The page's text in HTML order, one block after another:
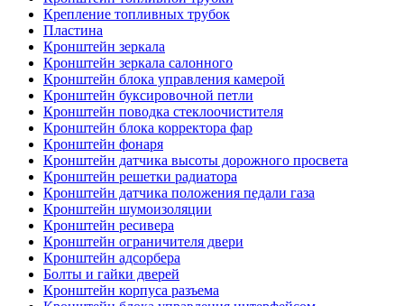
Крепление топливных трубок
Пластина
Кронштейн зеркала
Кронштейн зеркала салонного
Кронштейн блока управления камерой
Кронштейн буксировочной петли
Кронштейн поводка стеклоочистителя
Кронштейн блока корректора фар
Кронштейн фонаря
Кронштейн датчика высоты дорожного просвета
Кронштейн решетки радиатора
Кронштейн датчика положения педали газа
Кронштейн шумоизоляции
Кронштейн ресивера
Кронштейн ограничителя двери
Кронштейн адсорбера
Болты и гайки дверей
Кронштейн корпуса разъема